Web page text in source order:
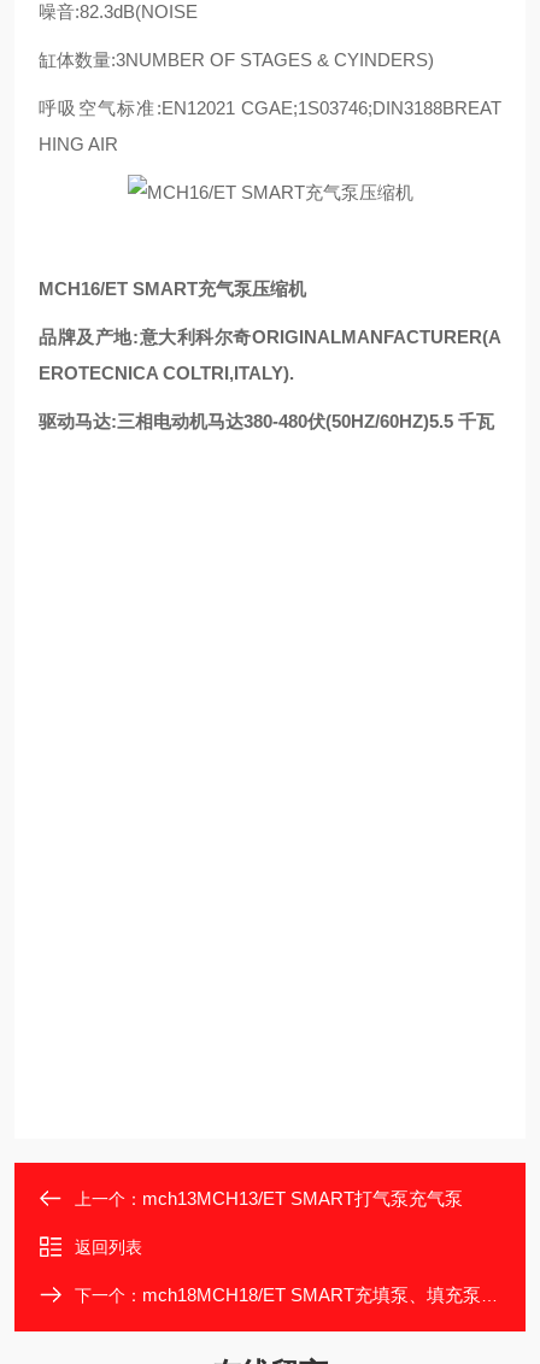
噪音:82.3dB(NOISE
缸体数量:3NUMBER OF STAGES & CYINDERS)
呼吸空气标准:EN12021 CGAE;1S03746;DIN3188BREAT
HING AIR
MCH16/ET SMART充气泵压缩机
品牌及产地:意大利科尔奇ORIGINALMANFACTURER(A
EROTECNICA COLTRI,ITALY).
驱动马达:三相电动机马达380-480伏(50HZ/60HZ)5.5 千瓦
上一个： mch13MCH13/ET SMART打气泵充气泵
返回列表
下一个： mch18MCH18/ET SMART充填泵、填充泵压缩机